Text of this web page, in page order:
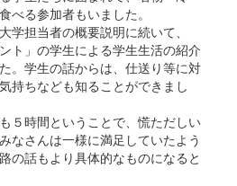
べる参加者もいました。
担当者の概要説明に続いて、
ト」の学生による学生生活の紹介
。学生の話からは、仕送り等に対
持ちなども知ることができまし
５時間ということで、慌ただしい
なさんは一様に満足していたよう
の話もより具体的なものになると